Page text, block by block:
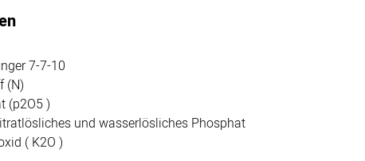
7-7-10
(N)
(p2O5 )
und wasserlösliches Phosphat
( K2O )